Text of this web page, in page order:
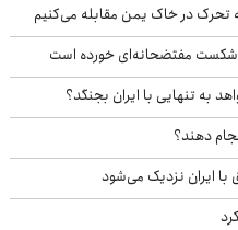
تحرک در خاک یمن مقابله می‌کنیم
شکست مفتضحانه‌ای خورده است
به تنهایی با ایران بجنگد؟
دهند؟